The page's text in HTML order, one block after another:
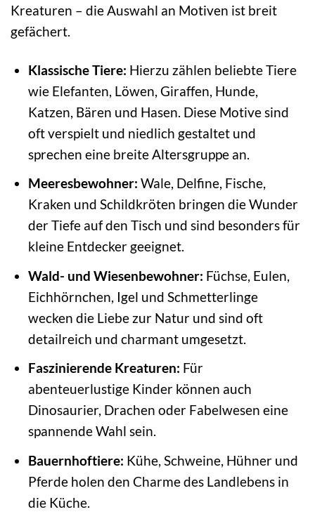
Kreaturen – die Auswahl an Motiven ist breit
gefächert.
Klassische Tiere: Hierzu zählen beliebte Tiere
wie Elefanten, Löwen, Giraffen, Hunde,
Katzen, Bären und Hasen. Diese Motive sind
oft verspielt und niedlich gestaltet und
sprechen eine breite Altersgruppe an.
Meeresbewohner: Wale, Delfine, Fische,
Kraken und Schildkröten bringen die Wunder
der Tiefe auf den Tisch und sind besonders für
kleine Entdecker geeignet.
Wald- und Wiesenbewohner: Füchse, Eulen,
Eichhörnchen, Igel und Schmetterlinge
wecken die Liebe zur Natur und sind oft
detailreich und charmant umgesetzt.
Faszinierende Kreaturen: Für
abenteuerlustige Kinder können auch
Dinosaurier, Drachen oder Fabelwesen eine
spannende Wahl sein.
Bauernhoftiere: Kühe, Schweine, Hühner und
Pferde holen den Charme des Landlebens in
die Küche.